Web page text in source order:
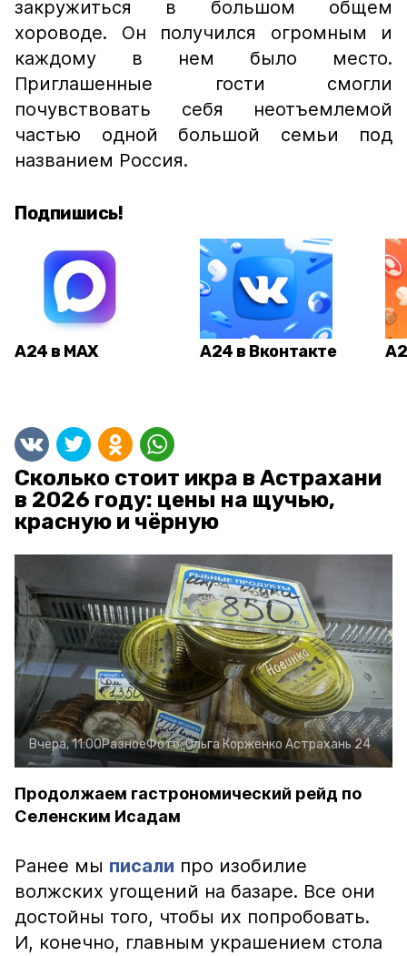
закружиться в большом общем
хороводе. Он получился огромным и
каждому в нем было место.
Приглашенные гости смогли
почувствовать себя неотъемлемой
частью одной большой семьи под
названием Россия.
Подпишись!
А24 в MAX А24 в Вконтакте
Сколько стоит икра в Астрахани
в 2026 году: цены на щучью,
красную и чёрную
Вчера, 11:00РазноеФото:Ольга Корженко Астрахань 24
Продолжаем гастрономический рейд по
Селенским Исадам
Ранее мы писали про изобилие
волжских угощений на базаре. Все они
достойны того, чтобы их попробовать.
И, конечно, главным украшением стола